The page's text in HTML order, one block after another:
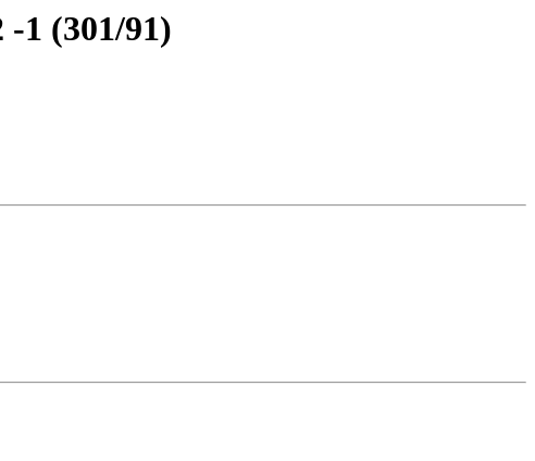
1 (301/91)